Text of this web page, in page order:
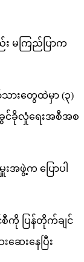
မကြည်ပြာက
ားတွေထဲမှာ (၃)
င်ခိုလှုံရေးအစီအစ
ဖွဲ့က ပြောပါ
င်စီကို ပြန်တိုက်ချင်
ေးနေပြီး